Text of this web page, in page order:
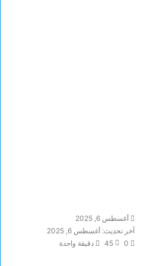
أغسطس 6, 2025
آخر تحديث: أغسطس 6, 2025
0
45 دقيقة واحدة